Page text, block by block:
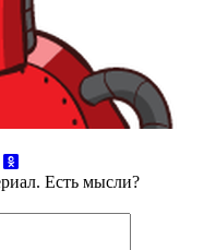
Есть мысли?